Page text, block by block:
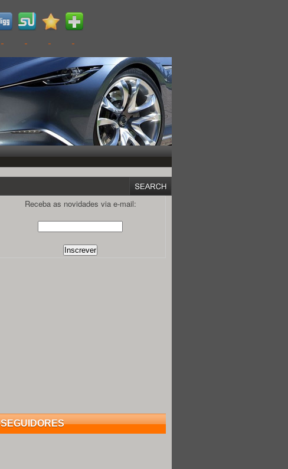
Receba as novidades via e-mail:
SEGUIDORES